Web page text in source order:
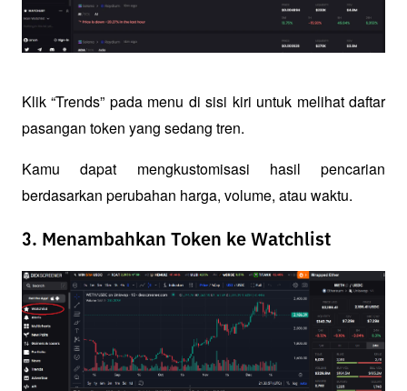
Klik “Trends” pada menu di sisi kiri untuk melihat daftar
pasangan token yang sedang tren.
Kamu dapat mengkustomisasi hasil pencarian
berdasarkan perubahan harga, volume, atau waktu.
3. Menambahkan Token ke Watchlist